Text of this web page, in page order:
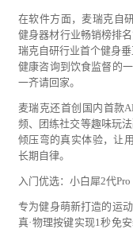
在软件方面，麦瑞克自
健身器材行业畅销榜排
瑞克自研行业首个健身
健康咨询到饮食监督的
一齐请回家。
麦瑞克还首创国内首款
频、团练社交等趣味玩
倾压弯的真实体验，让
长期自律。
入门优选：小白犀2代Pro
专为健身萌新打造的运
真·物理按键实现1秒免